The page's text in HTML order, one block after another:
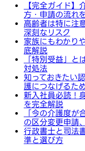
【完全ガイド】
方・申請の流れ
高齢者は特に注
深刻なリスク
家族にもわかり
底解説
「特別受益」と
対処法
知っておきたい
護につなげるた
新入社員必読！
を完全解説
「今の介護度
の区分変更申請
行政書士と司法
準と選び方